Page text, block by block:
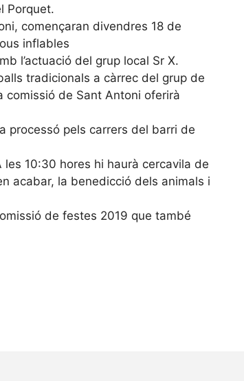
Porquet.
començaran divendres 18 de
inflables
l’actuació del grup local Sr X.
tradicionals a càrrec del grup de
comissió de Sant Antoni oferirà
processó pels carrers del barri de
10:30 hores hi haurà cercavila de
acabar, la benedicció dels animals i
de festes 2019 que també